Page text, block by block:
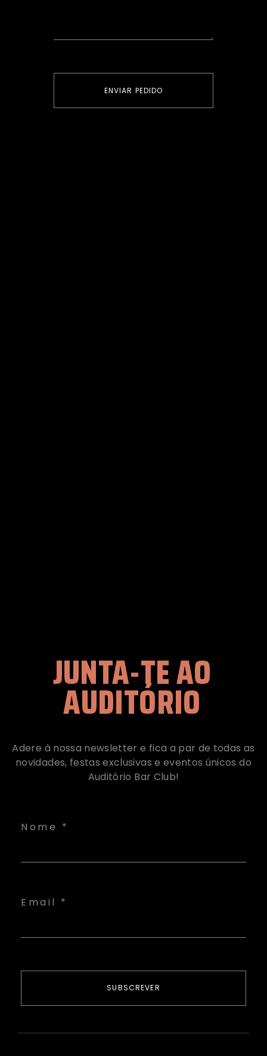
ENVIAR PEDIDO
JUNTA-TE AO
AUDITÓRIO
Adere à nossa newsletter e fica a par de todas as
novidades, festas exclusivas e eventos únicos do
Auditório Bar Club!
Nome *
Email *
SUBSCREVER